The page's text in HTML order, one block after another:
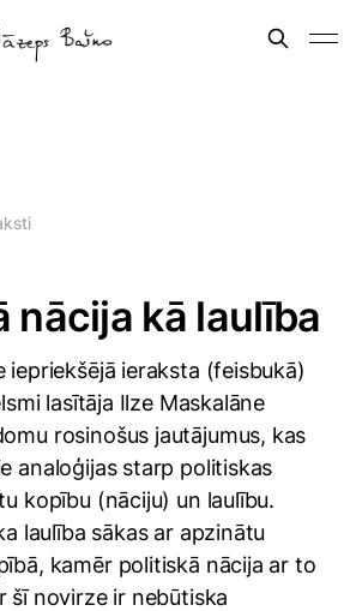
nācija kā laulība
iepriekšējā ieraksta (feisbukā)
lasītāja Ilze Maskalāne
rosinošus jautājumus, kas
analoģijas starp politiskas
kopību (nāciju) un laulību.
laulība sākas ar apzinātu
kamēr politiskā nācija ar to
šī novirze ir nebūtiska